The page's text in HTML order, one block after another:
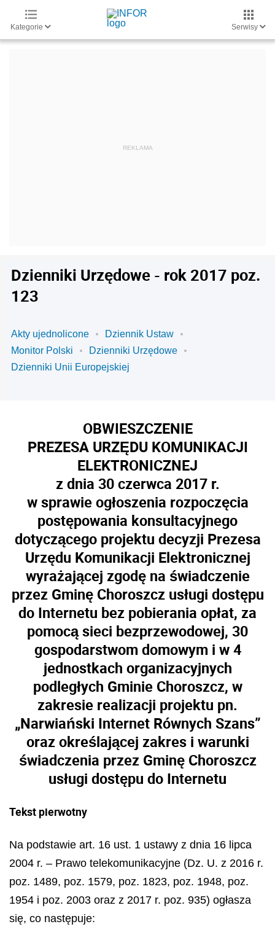
Kategorie Serwisy
Dzienniki Urzędowe - rok 2017 poz.
123
Akty ujednolicone
Dziennik Ustaw
Monitor Polski
Dzienniki Urzędowe
Dzienniki Unii Europejskiej
OBWIESZCZENIE
PREZESA URZĘDU KOMUNIKACJI
ELEKTRONICZNEJ
z dnia 30 czerwca 2017 r.
w sprawie ogłoszenia rozpoczęcia
postępowania konsultacyjnego
dotyczącego projektu decyzji Prezesa
Urzędu Komunikacji Elektronicznej
wyrażającej zgodę na świadczenie
przez Gminę Choroszcz usługi dostępu
do Internetu bez pobierania opłat, za
pomocą sieci bezprzewodowej, 30
gospodarstwom domowym i w 4
jednostkach organizacyjnych
podległych Gminie Choroszcz, w
zakresie realizacji projektu pn.
„Narwiański Internet Równych Szans”
oraz określającej zakres i warunki
świadczenia przez Gminę Choroszcz
usługi dostępu do Internetu
Tekst pierwotny
Na podstawie art. 16 ust. 1 ustawy z dnia 16 lipca
2004 r. – Prawo telekomunikacyjne (Dz. U. z 2016 r.
poz. 1489, poz. 1579, poz. 1823, poz. 1948, poz.
1954 i poz. 2003 oraz z 2017 r. poz. 935) ogłasza
się, co następuje: